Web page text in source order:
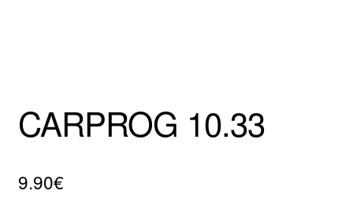
CARPROG 10.33
9.90€